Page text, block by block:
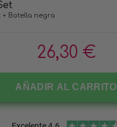
+ Botella negra
26,30 €
AÑADIR AL CARRITO